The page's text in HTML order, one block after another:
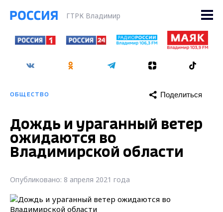
ГТРК Владимир
ОБЩЕСТВО Поделиться
Дождь и ураганный ветер
ожидаются во
Владимирской области
Опубликовано: 8 апреля 2021 года